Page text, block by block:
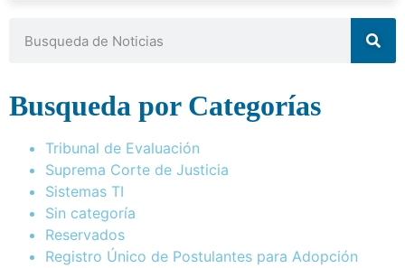
Busqueda por Categorías
Tribunal de Evaluación
Suprema Corte de Justicia
Sistemas TI
Sin categoría
Reservados
Registro Único de Postulantes para Adopción